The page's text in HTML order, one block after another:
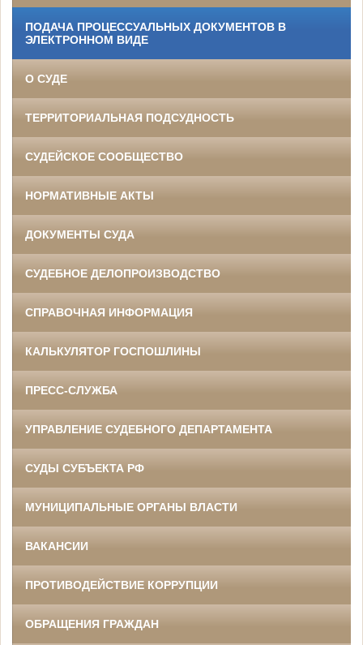
ПОДАЧА ПРОЦЕССУАЛЬНЫХ ДОКУМЕНТОВ В
ЭЛЕКТРОННОМ ВИДЕ
О СУДЕ
ТЕРРИТОРИАЛЬНАЯ ПОДСУДНОСТЬ
СУДЕЙСКОЕ СООБЩЕСТВО
НОРМАТИВНЫЕ АКТЫ
ДОКУМЕНТЫ СУДА
СУДЕБНОЕ ДЕЛОПРОИЗВОДСТВО
СПРАВОЧНАЯ ИНФОРМАЦИЯ
КАЛЬКУЛЯТОР ГОСПОШЛИНЫ
ПРЕСС-СЛУЖБА
УПРАВЛЕНИЕ СУДЕБНОГО ДЕПАРТАМЕНТА
СУДЫ СУБЪЕКТА РФ
МУНИЦИПАЛЬНЫЕ ОРГАНЫ ВЛАСТИ
ВАКАНСИИ
ПРОТИВОДЕЙСТВИЕ КОРРУПЦИИ
ОБРАЩЕНИЯ ГРАЖДАН